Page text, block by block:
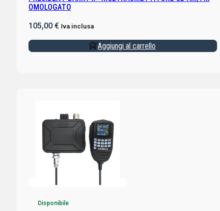
OMOLOGATO
105,00 € Iva inclusa
Aggiungi al carrello
Disponibile